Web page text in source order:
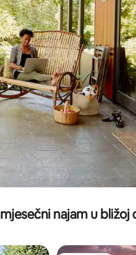
nagore i nadolje, kao i da ih istražujte
najam u bližoj